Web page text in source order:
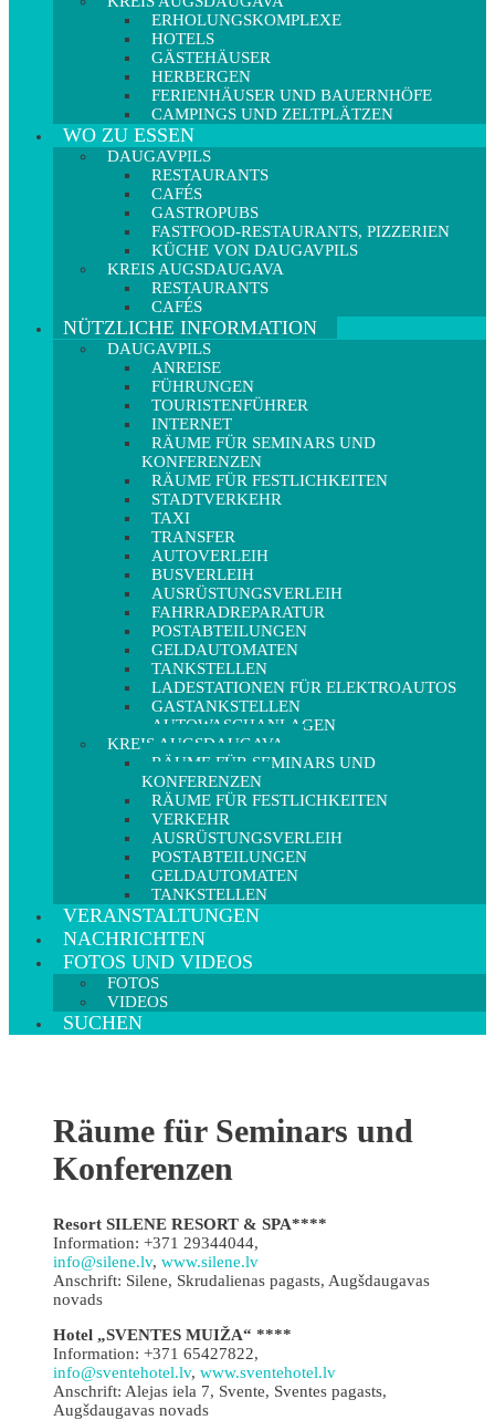
ERHOLUNGSKOMPLEXE
HOTELS
GÄSTEHÄUSER
HERBERGEN
FERIENHÄUSER UND BAUERNHÖFE
CAMPINGS UND ZELTPLÄTZEN
WO ZU ESSEN
DAUGAVPILS
RESTAURANTS
CAFÉS
GASTROPUBS
FASTFOOD-RESTAURANTS, PIZZERIEN
KÜCHE VON DAUGAVPILS
KREIS AUGSDAUGAVA
RESTAURANTS
CAFÉS
NÜTZLICHE INFORMATION
DAUGAVPILS
ANREISE
FÜHRUNGEN
TOURISTENFÜHRER
INTERNET
RÄUME FÜR SEMINARS UND
KONFERENZEN
RÄUME FÜR FESTLICHKEITEN
STADTVERKEHR
TAXI
TRANSFER
AUTOVERLEIH
BUSVERLEIH
AUSRÜSTUNGSVERLEIH
FAHRRADREPARATUR
POSTABTEILUNGEN
GELDAUTOMATEN
TANKSTELLEN
LADESTATIONEN FÜR ELEKTROAUTOS
GASTANKSTELLEN
AUTOWASCHANLAGEN
KREIS AUGSDAUGAVA
RÄUME FÜR SEMINARS UND
KONFERENZEN
RÄUME FÜR FESTLICHKEITEN
VERKEHR
AUSRÜSTUNGSVERLEIH
POSTABTEILUNGEN
GELDAUTOMATEN
TANKSTELLEN
VERANSTALTUNGEN
NACHRICHTEN
FOTOS UND VIDEOS
FOTOS
VIDEOS
SUCHEN
Räume für Seminars und
Konferenzen
Resort SILENE RESORT & SPA****
Information: +371 29344044,
info@silene.lv, www.silene.lv
Anschrift: Silene, Skrudalienas pagasts, Augšdaugavas
novads
Hotel „SVENTES MUIŽA“ ****
Information: +371 65427822,
info@sventehotel.lv, www.sventehotel.lv
Anschrift: Alejas iela 7, Svente, Sventes pagasts,
Augšdaugavas novads